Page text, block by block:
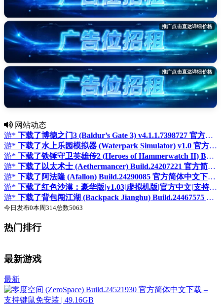
推广点击直达详细价格
推广点击直达详细价格
网站动态
游* 下载了博德之门3 (Baldur’s Gate 3) v4.1.1.7398727 官方简体中文下载 – 支持键鼠免安装 | 赠多项修改器 | 148GB
游* 下载了水上乐园模拟器 (Waterpark Simulator) v1.0 官方简体中文下载 – 支持键鼠免安装 | 10.2GB
游* 下载了铁锤守卫英雄传2 (Heroes of Hammerwatch II) Build.24298107 官方简体中文下载 – 支持手柄免安装 | 319.73MB
游* 下载了以太术士 (Aethermancer) Build.24207221 官方简体中文下载 – 支持手柄免安装 | 5.42GB
游* 下载了阿法隆 (Afallon) Build.24290085 官方简体中文下载 – 支持键鼠免安装 | 20.69GB
游* 下载了红色沙漠：豪华版|v1.03|虚拟机版|官方中文|支持手柄|Crimson Desert Deluxe Edition
游* 下载了背包闯江湖 (Backpack Jianghu) Build.24467575 官方简体中文下载 – 支持键鼠免安装 | 1GB
今日发布0本周314总数5063
热门排行
最新游戏
最新